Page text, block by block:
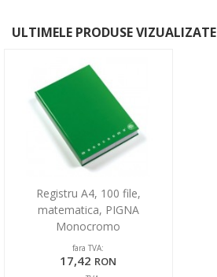
ULTIMELE PRODUSE VIZUALIZATE
Registru A4, 100 file,
matematica, PIGNA
Monocromo
fara TVA:
17,42 RON